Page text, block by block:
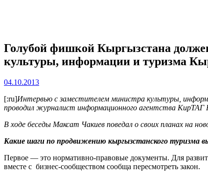
Голубой фишкой Кыргызстана
культуры, информации и туризма
04.10.2013
[:ru]Интервью с заместителем министра культуры,
проводил журналист информационного агентства КирТАГ
В ходе беседы Максат Чакиев поведал о своих планах на
Какие шаги по продвижению кыргызстанского туризма
Первое — это нормативно-правовые документы. Для
вместе с бизнес-сообществом сообща пересмотреть закон.